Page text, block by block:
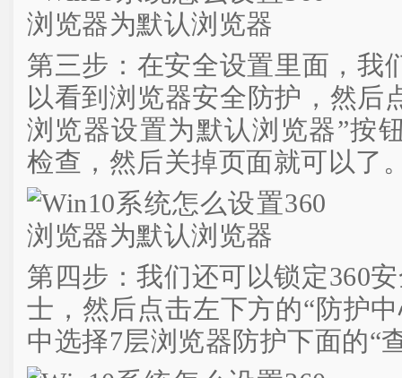
第三步：在安全设置里面，我
以看到浏览器安全防护，然后
浏览器设置为默认浏览器”按
检查，然后关掉页面就可以了
第四步：我们还可以锁定360
士，然后点击左下方的“防护
中选择7层浏览器防护下面的“